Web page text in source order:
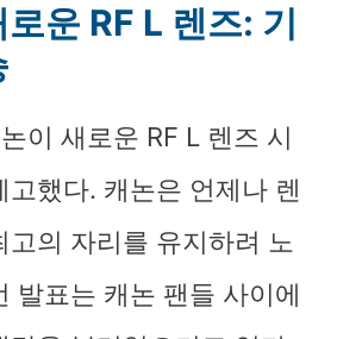
운 RF L 렌즈: 기
이 새로운 RF L 렌즈 시
고했다. 캐논은 언제나 렌
고의 자리를 유지하려 노
발표는 캐논 팬들 사이에